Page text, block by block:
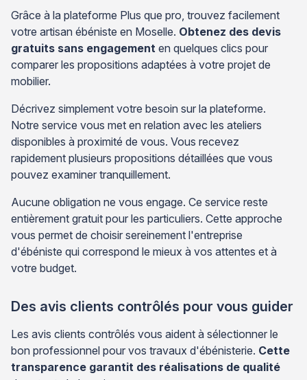
Grâce à la plateforme Plus que pro, trouvez facilement
votre artisan ébéniste en Moselle. Obtenez des devis
gratuits sans engagement en quelques clics pour
comparer les propositions adaptées à votre projet de
mobilier.
Décrivez simplement votre besoin sur la plateforme.
Notre service vous met en relation avec les ateliers
disponibles à proximité de vous. Vous recevez
rapidement plusieurs propositions détaillées que vous
pouvez examiner tranquillement.
Aucune obligation ne vous engage. Ce service reste
entièrement gratuit pour les particuliers. Cette approche
vous permet de choisir sereinement l'entreprise
d'ébéniste qui correspond le mieux à vos attentes et à
votre budget.
Des avis clients contrôlés pour vous guider
Les avis clients contrôlés vous aident à sélectionner le
bon professionnel pour vos travaux d'ébénisterie. Cette
transparence garantit des réalisations de qualité